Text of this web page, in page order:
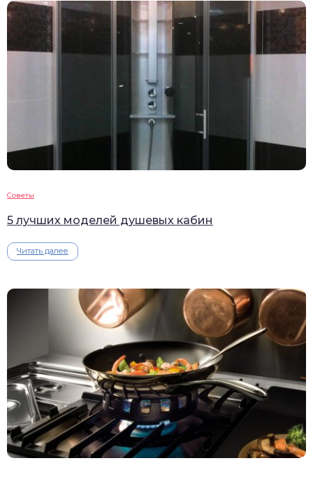
Советы
5 лучших моделей душевых кабин
Читать далее